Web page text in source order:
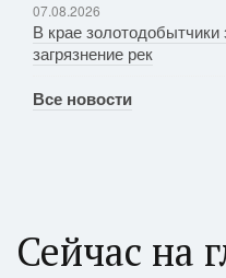
07.08.2026
В крае
загрязнение рек
Все новости
Сейчас на